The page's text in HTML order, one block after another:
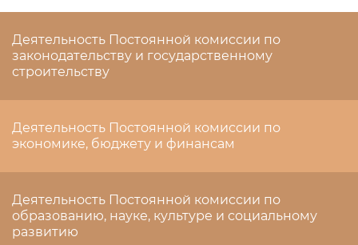
Деятельность Постоянной комиссии по
законодательству и государственному
строительству
Деятельность Постоянной комиссии по
экономике, бюджету и финансам
Деятельность Постоянной комиссии по
образованию, науке, культуре и социальному
развитию